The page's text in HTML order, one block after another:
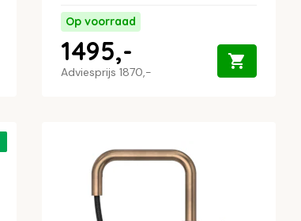
Op voorraad
Adviesprijs 1870,-
1495,-